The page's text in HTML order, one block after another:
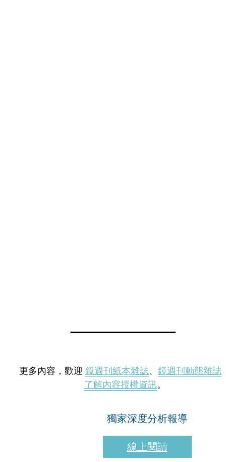
更多內容，歡迎 鏡週刊紙本雜誌、 鏡週刊動態雜誌
了解內容授權資訊。
獨家深度分析報導
線上閱讀